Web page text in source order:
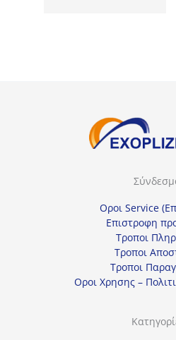
Οροι Service
Επιστροφη
Τροποι
Τροποι
Τροποι
Οροι Χρησης –